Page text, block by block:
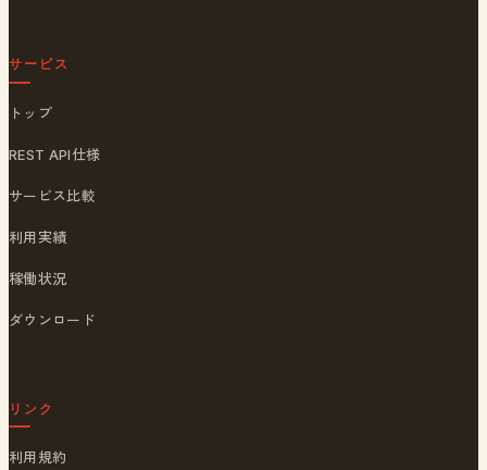
サービス
トップ
REST API仕様
サービス比較
利用実績
稼働状況
ダウンロード
リンク
利用規約